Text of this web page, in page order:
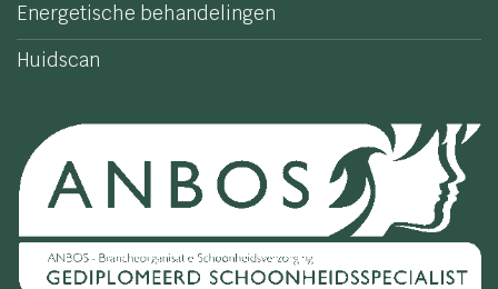
Energetische behandelingen
Huidscan